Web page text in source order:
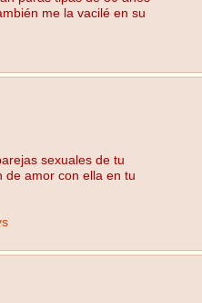
me la vacilé en su
sexuales de tu
de amor con ella en tu